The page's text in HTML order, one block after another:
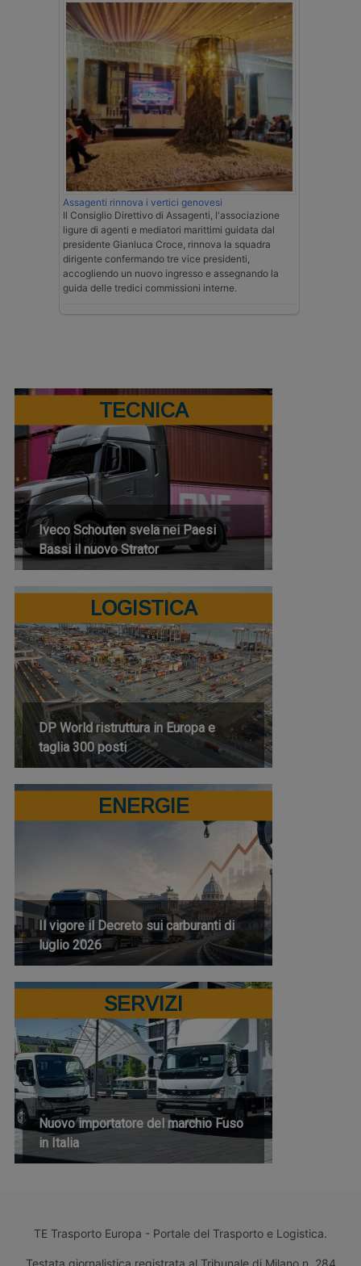
Assagenti rinnova i vertici genovesi
Il Consiglio Direttivo di Assagenti, l'associazione
ligure di agenti e mediatori marittimi guidata dal
presidente Gianluca Croce, rinnova la squadra
dirigente confermando tre vice presidenti,
accogliendo un nuovo ingresso e assegnando la
guida delle tredici commissioni interne.
TECNICA
Iveco Schouten svela nei Paesi
Bassi il nuovo Strator
LOGISTICA
DP World ristruttura in Europa e
taglia 300 posti
ENERGIE
Il vigore il Decreto sui carburanti di
luglio 2026
SERVIZI
Nuovo importatore del marchio Fuso
in Italia
TE Trasporto Europa - Portale del Trasporto e Logistica.